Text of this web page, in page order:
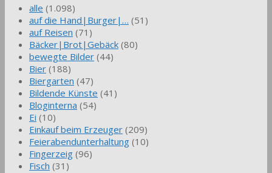
alle (1.098)
auf die Hand|Burger|… (51)
auf Reisen (71)
Bäcker|Brot|Gebäck (80)
bewegte Bilder (44)
Bier (188)
Biergarten (47)
Bildende Künste (41)
Bloginterna (54)
Ei (10)
Einkauf beim Erzeuger (209)
Feierabendunterhaltung (10)
Fingerzeig (96)
Fisch (31)